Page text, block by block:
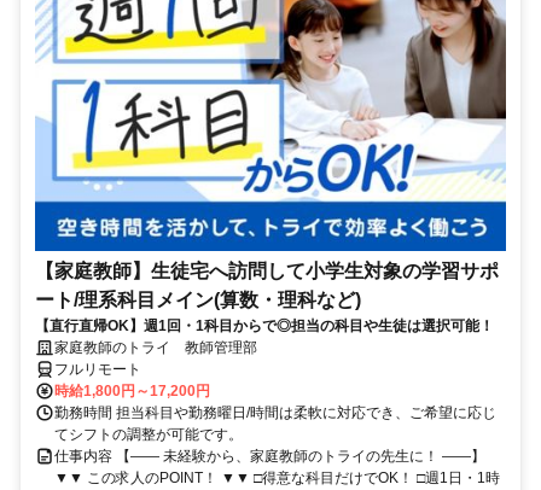
【家庭教師】生徒宅へ訪問して小学生対象の学習サポ
ート/理系科目メイン(算数・理科など)
【直行直帰OK】週1回・1科目からで◎担当の科目や生徒は選択可能！
家庭教師のトライ 教師管理部
フルリモート
時給1,800円～17,200円
勤務時間 担当科目や勤務曜日/時間は柔軟に対応でき、ご希望に応じ
てシフトの調整が可能です。
仕事内容 【―― 未経験から、家庭教師のトライの先生に！ ――】
▼▼ この求人のPOINT！ ▼▼ □得意な科目だけでOK！ □週1日・1時